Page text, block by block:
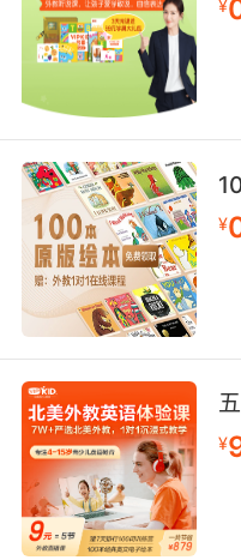
词，让孩子通过音标
标是/ˈæpl/，孩子可
通过音标与单词的
音标。 三、音标学习
循序渐进 音标学习需
求成。对于儿童来说
步增加难度。例如
音和辅音。通过循
地掌握音标。
反复练习 音标学习
孩子进行多次练习。
进行音标练习，通过
握音标。此外，家长
式，增加练习的趣味
及时纠正 在音标学
音错误，家长需要
将/i:/发成/ɪ/，家长
¥
¥
¥